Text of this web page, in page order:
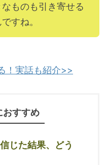
ものも引き寄せる
すね。
！実話も紹介>>
おすすめ
じた結果、どう